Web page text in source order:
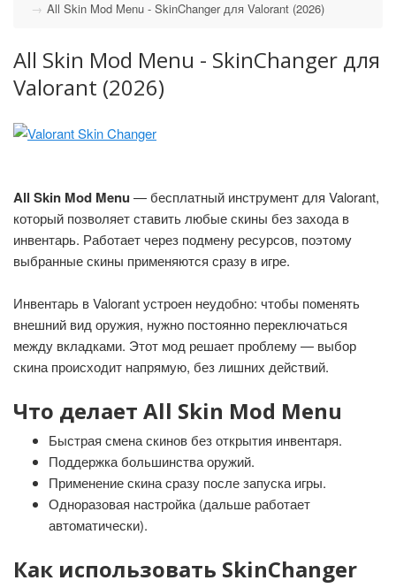
All Skin Mod Menu - SkinChanger для Valorant (2026)
All Skin Mod Menu - SkinChanger для
Valorant (2026)
All Skin Mod Menu — бесплатный инструмент для Valorant,
который позволяет ставить любые скины без захода в
инвентарь. Работает через подмену ресурсов, поэтому
выбранные скины применяются сразу в игре.
Инвентарь в Valorant устроен неудобно: чтобы поменять
внешний вид оружия, нужно постоянно переключаться
между вкладками. Этот мод решает проблему — выбор
скина происходит напрямую, без лишних действий.
Что делает All Skin Mod Menu
Быстрая смена скинов без открытия инвентаря.
Поддержка большинства оружий.
Применение скина сразу после запуска игры.
Одноразовая настройка (дальше работает
автоматически).
Как использовать SkinChanger